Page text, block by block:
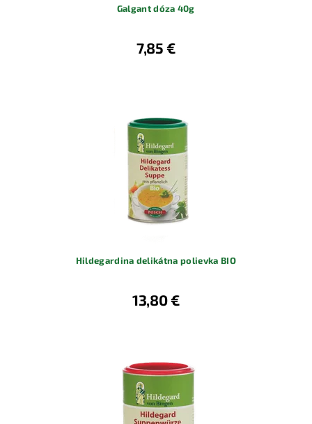
Galgant dóza 40g
7,85 €
Hildegardina delikátna polievka BIO
13,80 €